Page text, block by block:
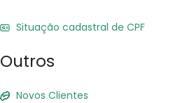
Situação cadastral de CPF
Outros
Novos Clientes